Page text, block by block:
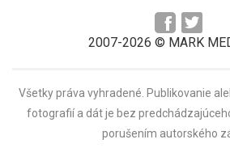
2007-2026 © MARK
Všetky práva vyhradené. Publikovanie
fotografií a dát je bez
porušením autorského